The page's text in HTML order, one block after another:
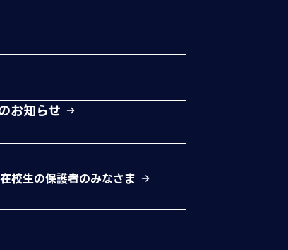
お知らせ
在校生の保護者のみなさま